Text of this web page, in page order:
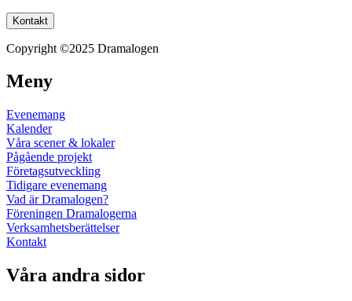
Kontakt
Copyright ©2025 Dramalogen
Meny
Evenemang
Kalender
Våra scener & lokaler
Pågående projekt
Företagsutveckling
Tidigare evenemang
Vad är Dramalogen?
Föreningen Dramalogerna
Verksamhetsberättelser
Kontakt
Våra andra sidor